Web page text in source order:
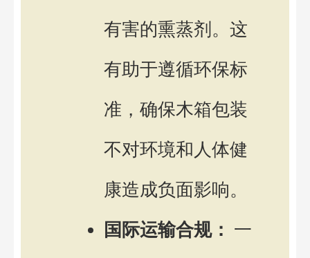
有害的熏蒸剂。这
有助于遵循环保标
准，确保木箱包装
不对环境和人体健
康造成负面影响。
国际运输合规： 一